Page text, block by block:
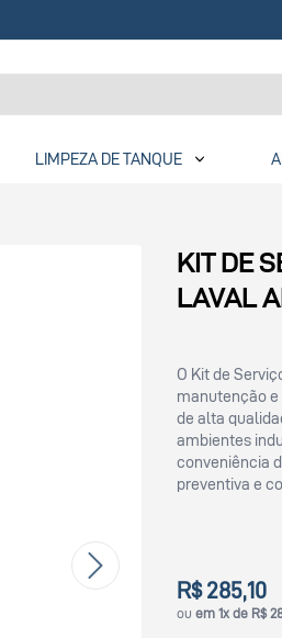
LIMPEZA DE TANQUE
KIT DE
LAVAL
O Kit de
manutenção e
de alta
ambientes
conveniência
preventiva e
R$ 285,10
ouem 1x de R$